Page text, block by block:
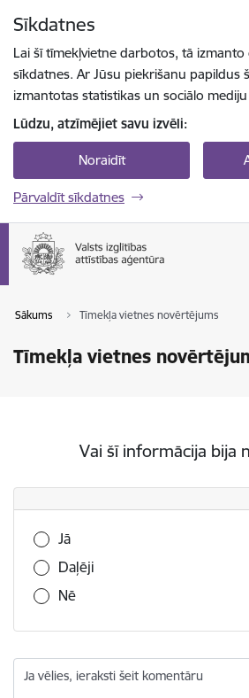
Sīkdatnes
Lai šī tīmekļvietne darbotos, tā
sīkdatnes. Ar Jūsu piekrišanu papildus
izmantotas statistikas un sociālo
Lūdzu, atzīmējiet savu izvēli:
Noraidīt
Pārvaldīt sīkdatnes
Sākums Tīmekļa vietnes novērtējums
Tīmekļa vietnes
Vai šī informācija bija
Vai šī informācija bija noderīga?
Jā
Daļēji
Nē
Ja vēlies, ieraksti šeit komentāru